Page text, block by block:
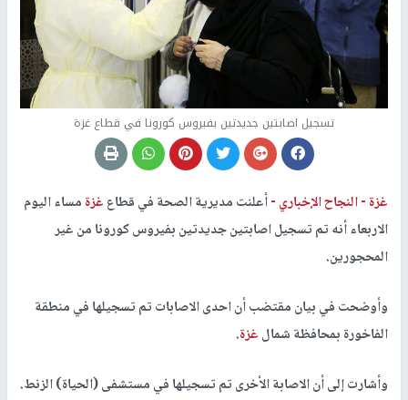
تسجيل اصابتين جديدتين بفيروس كورونا في قطاع غزة
غزة -النجاح الإخباري -أعلنت مديرية الصحة في قطاعغزةمساء اليوم
الاربعاء أنه تم تسجيل اصابتين جديدتين بفيروس كورونا من غير
المحجورين.
وأوضحت في بيان مقتضب أن احدى الاصابات تم تسجيلها في منطقة
الفاخورة بمحافظة شمالغزة.
وأشارت إلى أن الاصابة الأخرى تم تسجيلها في مستشفى (الحياة) الزنط.